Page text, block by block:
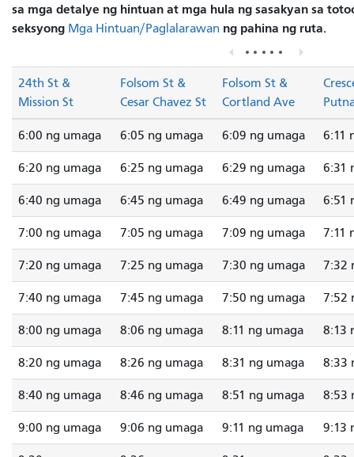
sa mga detalye ng hintuan at mga hula ng sasakyan sa
seksyong Mga Hintuan/Paglalarawan ng pahina ng ruta.
24th St &
Mission St
Folsom St &
Cesar Chavez St
Folsom St &
Cortland Ave
6:00 ng umaga 6:05 ng umaga 6:09 ng umaga 6:11
6:20 ng umaga 6:25 ng umaga 6:29 ng umaga 6:31
6:40 ng umaga 6:45 ng umaga 6:49 ng umaga 6:51
7:00 ng umaga 7:05 ng umaga 7:09 ng umaga 7:11
7:20 ng umaga 7:25 ng umaga 7:30 ng umaga 7:32
7:40 ng umaga 7:45 ng umaga 7:50 ng umaga 7:52
8:00 ng umaga 8:06 ng umaga 8:11 ng umaga 8:13
8:20 ng umaga 8:26 ng umaga 8:31 ng umaga 8:33
8:40 ng umaga 8:46 ng umaga 8:51 ng umaga 8:53
9:00 ng umaga 9:06 ng umaga 9:11 ng umaga 9:13